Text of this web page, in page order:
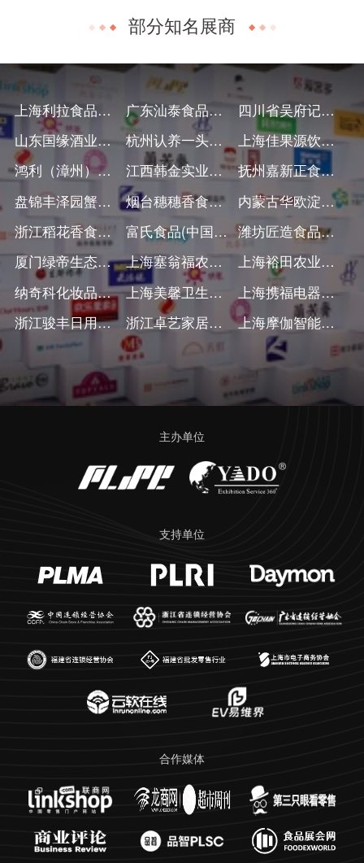
部分知名展商
上海利拉食品有限公司 广东汕泰食品有限公司
四川省吴府记食品有限公司
山东国缘酒业有限公司
杭州认养一头牛生物科技有限公司
上海佳果源饮料有限公司
鸿利（漳州）食品有限公司
江西韩金实业有限公司
抚州嘉新正食品有限公司
盘锦丰泽园蟹田米业有限公司
烟台穗穗香食品有限公司
内蒙古华欧淀粉工业股份有限公司
浙江稻花香食品有限公司
富氏食品(中国)有限公司
潍坊匠造食品有限公司
厦门绿帝生态股份有限公司
上海塞翁福农业发展有限公司
上海裕田农业科技有限公司
纳奇科化妆品有限公司
上海美馨卫生用品有限公司
上海携福电器有限公司
浙江骏丰日用品有限公司
浙江卓艺家居用品有限公司 上海摩伽智能家居有限公司
主办单位
支持单位
合作媒体